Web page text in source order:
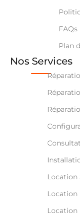
FAQs
Plan
Nos Services
Location
Location
Location